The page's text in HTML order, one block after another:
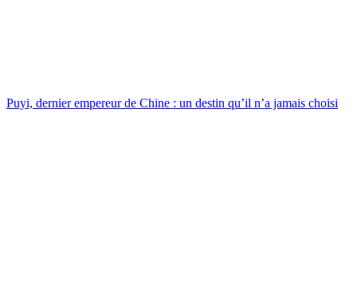
Puyi, dernier empereur de Chine : un destin qu’il n’a jamais choisi